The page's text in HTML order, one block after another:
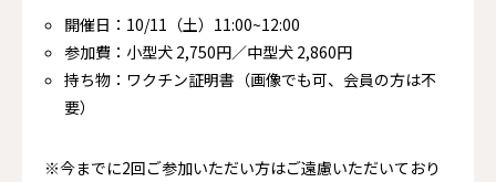
開催日：10/11（土）11:00~12:00
参加費：小型犬 2,750円／中型犬 2,860円
持ち物：ワクチン証明書（画像でも可、会員の方は不
要）
※今までに2回ご参加いただい方はご遠慮いただいており